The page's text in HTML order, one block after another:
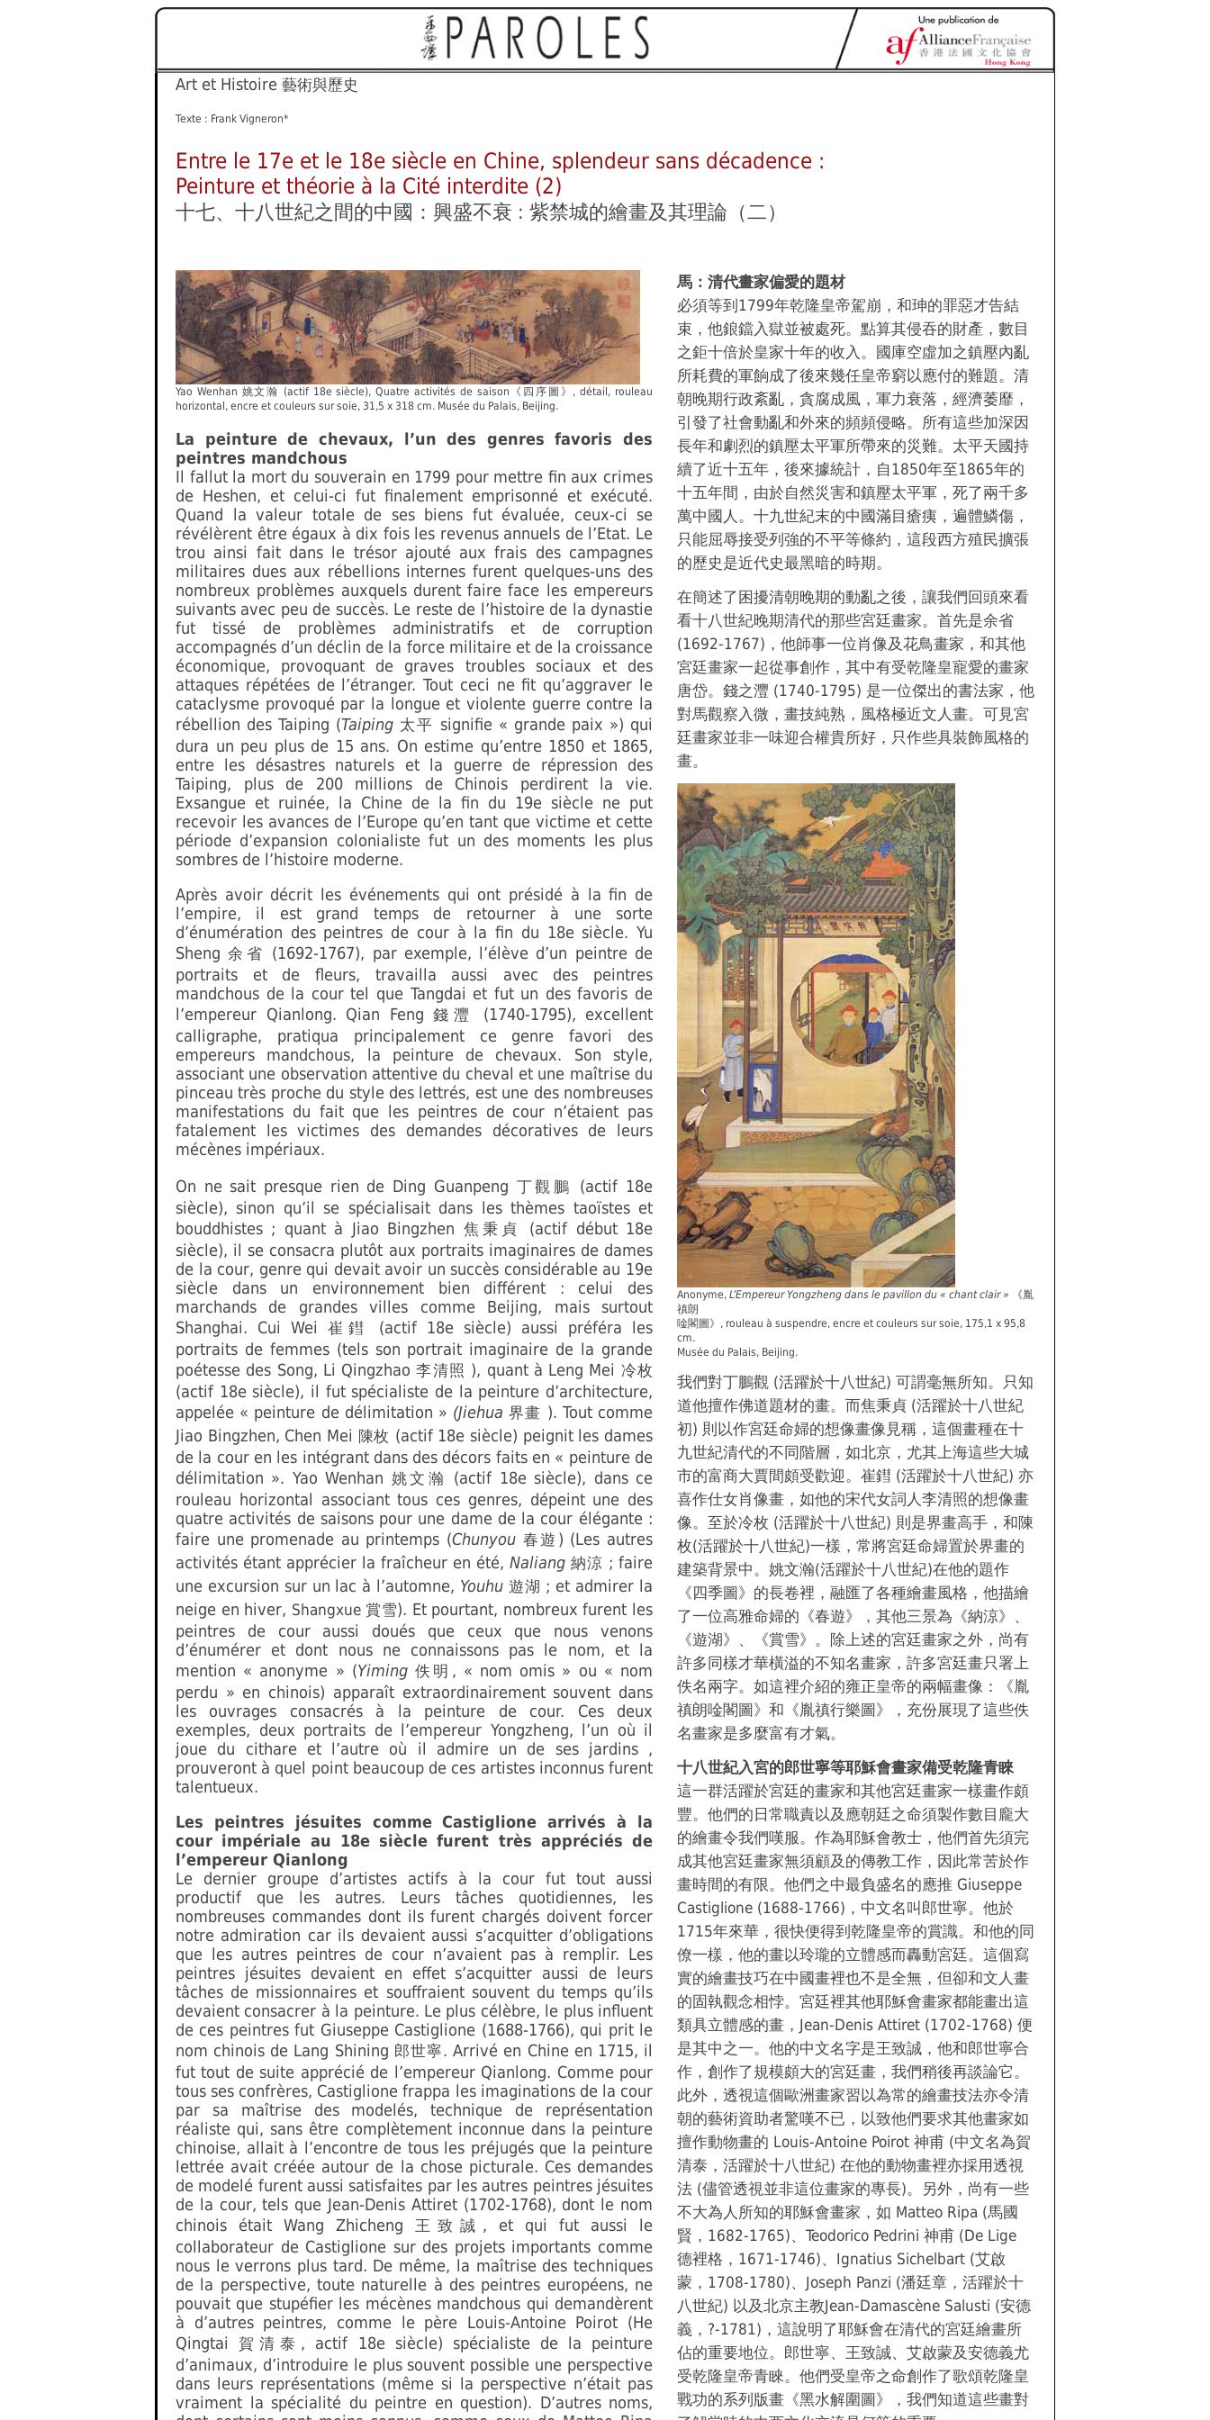
Art et Histoire 藝術與歷史
Texte : Frank Vigneron*
Entre le 17e et le 18e siècle en Chine, splendeur sans décadence :
Peinture et théorie à la Cité interdite (2)
十七、十八世紀之間的中國：興盛不衰 : 紫禁城的繪畫及其理論 （二）
Yao Wenhan 姚文瀚 (actif 18e siècle), Quatre activités de saison《四序圖》, détail, rouleau
horizontal, encre et couleurs sur soie, 31,5 x 318 cm. Musée du Palais, Beijing.
La peinture de chevaux, l’un des genres favoris des
peintres mandchous
Il fallut la mort du souverain en 1799 pour mettre fin aux crimes
de Heshen, et celui-ci fut finalement emprisonné et exécuté.
Quand la valeur totale de ses biens fut évaluée, ceux-ci se
révélèrent être égaux à dix fois les revenus annuels de l’Etat. Le
trou ainsi fait dans le trésor ajouté aux frais des campagnes
militaires dues aux rébellions internes furent quelques-uns des
nombreux problèmes auxquels durent faire face les empereurs
suivants avec peu de succès. Le reste de l’histoire de la dynastie
fut tissé de problèmes administratifs et de corruption
accompagnés d’un déclin de la force militaire et de la croissance
économique, provoquant de graves troubles sociaux et des
attaques répétées de l’étranger. Tout ceci ne fit qu’aggraver le
cataclysme provoqué par la longue et violente guerre contre la
rébellion des Taiping (Taiping 太平 signifie « grande paix ») qui
dura un peu plus de 15 ans. On estime qu’entre 1850 et 1865,
entre les désastres naturels et la guerre de répression des
Taiping, plus de 200 millions de Chinois perdirent la vie.
Exsangue et ruinée, la Chine de la fin du 19e siècle ne put
recevoir les avances de l’Europe qu’en tant que victime et cette
période d’expansion colonialiste fut un des moments les plus
sombres de l’histoire moderne.
Après avoir décrit les événements qui ont présidé à la fin de
l’empire, il est grand temps de retourner à une sorte
d’énumération des peintres de cour à la fin du 18e siècle. Yu
Sheng余省 (1692-1767), par exemple, l’élève d’un peintre de
portraits et de fleurs, travailla aussi avec des peintres
mandchous de la cour tel que Tangdai et fut un des favoris de
l’empereur Qianlong. Qian Feng 錢灃
(1740-1795), excellent
calligraphe, pratiqua principalement ce genre favori des
empereurs mandchous, la peinture de chevaux. Son style,
associant une observation attentive du cheval et une maîtrise du
pinceau très proche du style des lettrés, est une des nombreuses
manifestations du fait que les peintres de cour n’étaient pas
fatalement les victimes des demandes décoratives de leurs
mécènes impériaux.
On ne sait presque rien de Ding Guanpeng 丁觀鵬
(actif 18e
siècle), sinon qu’il se spécialisait dans les thèmes taoïstes et
bouddhistes ; quant à Jiao Bingzhen 焦秉貞
(actif début 18e
siècle), il se consacra plutôt aux portraits imaginaires de dames
de la cour, genre qui devait avoir un succès considérable au 19e
siècle dans un environnement bien différent : celui des
marchands de grandes villes comme Beijing, mais surtout
Shanghai. Cui Wei 崔鏏
(actif 18e siècle) aussi préféra les
portraits de femmes (tels son portrait imaginaire de la grande
poétesse des Song, Li Qingzhao李清照 ), quant à Leng Mei 冷枚
(actif 18e siècle), il fut spécialiste de la peinture d’architecture,
appelée « peinture de délimitation » (Jiehua 界畫 ). Tout comme
Jiao Bingzhen, Chen Mei 陳枚 (actif 18e siècle) peignit les dames
de la cour en les intégrant dans des décors faits en « peinture de
délimitation ». Yao Wenhan 姚文瀚
(actif 18e siècle), dans ce
rouleau horizontal associant tous ces genres, dépeint une des
quatre activités de saisons pour une dame de la cour élégante :
faire une promenade au printemps (Chunyou 春遊 ) (Les autres
activités étant apprécier la fraîcheur en été, Naliang 納涼 ; faire
une excursion sur un lac à l’automne, Youhu 遊湖 ; et admirer la
neige en hiver, Shangxue 賞雪). Et pourtant, nombreux furent les
peintres de cour aussi doués que ceux que nous venons
d’énumérer et dont nous ne connaissons pas le nom, et la
mention « anonyme » (Yiming 佚明 , « nom omis » ou « nom
perdu » en chinois) apparaît extraordinairement souvent dans
les ouvrages consacrés à la peinture de cour. Ces deux
exemples, deux portraits de l’empereur Yongzheng, l’un où il
joue du cithare et l’autre où il admire un de ses jardins ,
prouveront à quel point beaucoup de ces artistes inconnus furent
talentueux.
Les peintres jésuites comme Castiglione arrivés à la
cour impériale au 18e siècle furent très appréciés de
l’empereur Qianlong
Le dernier groupe d’artistes actifs à la cour fut tout aussi
productif que les autres. Leurs tâches quotidiennes, les
nombreuses commandes dont ils furent chargés doivent forcer
notre admiration car ils devaient aussi s’acquitter d’obligations
que les autres peintres de cour n’avaient pas à remplir. Les
peintres jésuites devaient en effet s’acquitter aussi de leurs
tâches de missionnaires et souffraient souvent du temps qu’ils
devaient consacrer à la peinture. Le plus célèbre, le plus influent
de ces peintres fut Giuseppe Castiglione (1688-1766), qui prit le
nom chinois de Lang Shining 郎世寧. Arrivé en Chine en 1715, il
fut tout de suite apprécié de l’empereur Qianlong. Comme pour
tous ses confrères, Castiglione frappa les imaginations de la cour
par sa maîtrise des modelés, technique de représentation
réaliste qui, sans être complètement inconnue dans la peinture
chinoise, allait à l’encontre de tous les préjugés que la peinture
lettrée avait créée autour de la chose picturale. Ces demandes
de modelé furent aussi satisfaites par les autres peintres jésuites
de la cour, tels que Jean-Denis Attiret (1702-1768), dont le nom
chinois était Wang Zhicheng 王致誠 , et qui fut aussi le
collaborateur de Castiglione sur des projets importants comme
nous le verrons plus tard. De même, la maîtrise des techniques
de la perspective, toute naturelle à des peintres européens, ne
pouvait que stupéfier les mécènes mandchous qui demandèrent
à d’autres peintres, comme le père Louis-Antoine Poirot (He
Qingtai 賀清泰 , actif 18e siècle) spécialiste de la peinture
d’animaux, d’introduire le plus souvent possible une perspective
dans leurs représentations (même si la perspective n’était pas
vraiment la spécialité du peintre en question). D’autres noms,
馬：清代畫家偏愛的題材
必須等到1799年乾隆皇帝駕崩，和珅的罪惡才告結
束，他鋃鐺入獄並被處死。點算其侵吞的財產，數目
之鉅十倍於皇家十年的收入。國庫空虛加之鎮壓內亂
所耗費的軍餉成了後來幾任皇帝窮以應付的難題。清
朝晚期行政紊亂，貪腐成風，軍力衰落，經濟萎靡，
引發了社會動亂和外來的頻頻侵略。所有這些加深因
長年和劇烈的鎮壓太平軍所帶來的災難。太平天國持
續了近十五年，後來據統計，自1850年至1865年的
十五年間，由於自然災害和鎮壓太平軍，死了兩千多
萬中國人。十九世紀末的中國滿目瘡痍，遍體鱗傷，
只能屈辱接受列強的不平等條約，這段西方殖民擴張
的歷史是近代史最黑暗的時期。
在簡述了困擾清朝晚期的動亂之後，讓我們回頭來看
看十八世紀晚期清代的那些宮廷畫家。首先是余省
(1692-1767)，他師事一位肖像及花鳥畫家，和其他
宮廷畫家一起從事創作，其中有受乾隆皇寵愛的畫家
唐岱。錢之灃 (1740-1795) 是一位傑出的書法家，他
對馬觀察入微，畫技純熟，風格極近文人畫。可見宮
廷畫家並非一味迎合權貴所好，只作些具裝飾風格的
畫。
Anonyme, L’Empereur Yongzheng dans le pavillon du « chant clair »
《胤
禛朗
唫閣圖》, rouleau à suspendre, encre et couleurs sur soie, 175,1 x 95,8
cm.
Musée du Palais, Beijing.
我們對丁鵬觀 (活躍於十八世紀) 可謂毫無所知。只知
道他擅作佛道題材的畫。而焦秉貞 (活躍於十八世紀
初) 則以作宮廷命婦的想像畫像見稱，這個畫種在十
九世紀清代的不同階層，如北京，尤其上海這些大城
市的富商大賈間頗受歡迎。崔鏏 (活躍於十八世紀) 亦
喜作仕女肖像畫，如他的宋代女詞人李清照的想像畫
像。至於冷枚 (活躍於十八世紀) 則是界畫高手，和陳
枚(活躍於十八世紀)一樣，常將宮廷命婦置於界畫的
建築背景中。姚文瀚(活躍於十八世紀)在他的題作
《四季圖》的長卷裡，融匯了各種繪畫風格，他描繪
了一位高雅命婦的《春遊》，其他三景為《納涼》、
《遊湖》、《賞雪》。除上述的宮廷畫家之外，尚有
許多同樣才華橫溢的不知名畫家，許多宮廷畫只署上
佚名兩字。如這裡介紹的雍正皇帝的兩幅畫像：《胤
禛朗唫閣圖》和《胤禛行樂圖》，充份展現了這些佚
名畫家是多麼富有才氣。
十八世紀入宮的郎世寧等耶穌會畫家備受乾隆青睞
這一群活躍於宮廷的畫家和其他宮廷畫家一樣畫作頗
豐。他們的日常職責以及應朝廷之命須製作數目龐大
的繪畫令我們嘆服。作為耶穌會教士，他們首先須完
成其他宮廷畫家無須顧及的傳教工作，因此常苦於作
畫時間的有限。他們之中最負盛名的應推 Giuseppe
Castiglione (1688-1766)，中文名叫郎世寧。他於
1715年來華，很快便得到乾隆皇帝的賞識。和他的同
僚一樣，他的畫以玲瓏的立體感而轟動宮廷。這個寫
實的繪畫技巧在中國畫裡也不是全無，但卻和文人畫
的固執觀念相悖。宮廷裡其他耶穌會畫家都能畫出這
類具立體感的畫，Jean-Denis Attiret (1702-1768) 便
是其中之一。他的中文名字是王致誠，他和郎世寧合
作，創作了規模頗大的宮廷畫，我們稍後再談論它。
此外，透視這個歐洲畫家習以為常的繪畫技法亦令清
朝的藝術資助者驚嘆不已，以致他們要求其他畫家如
擅作動物畫的 Louis-Antoine Poirot 神甫 (中文名為賀
清泰，活躍於十八世紀) 在他的動物畫裡亦採用透視
法 (儘管透視並非這位畫家的專長)。另外，尚有一些
不大為人所知的耶穌會畫家，如 Matteo Ripa (馬國
賢，1682-1765)、Teodorico Pedrini 神甫 (De Lige
德裡格，1671-1746)、Ignatius Sichelbart (艾啟
蒙，1708-1780)、Joseph Panzi (潘廷章，活躍於十
八世紀) 以及北京主教Jean-Damascène Salusti (安德
義，?-1781)，這說明了耶穌會在清代的宮廷繪畫所
佔的重要地位。郎世寧、王致誠、艾啟蒙及安德義尤
受乾隆皇帝青睞。他們受皇帝之命創作了歌頌乾隆皇
戰功的系列版畫《黑水解圍圖》，我們知道這些畫對